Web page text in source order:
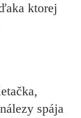
ktorej
spája